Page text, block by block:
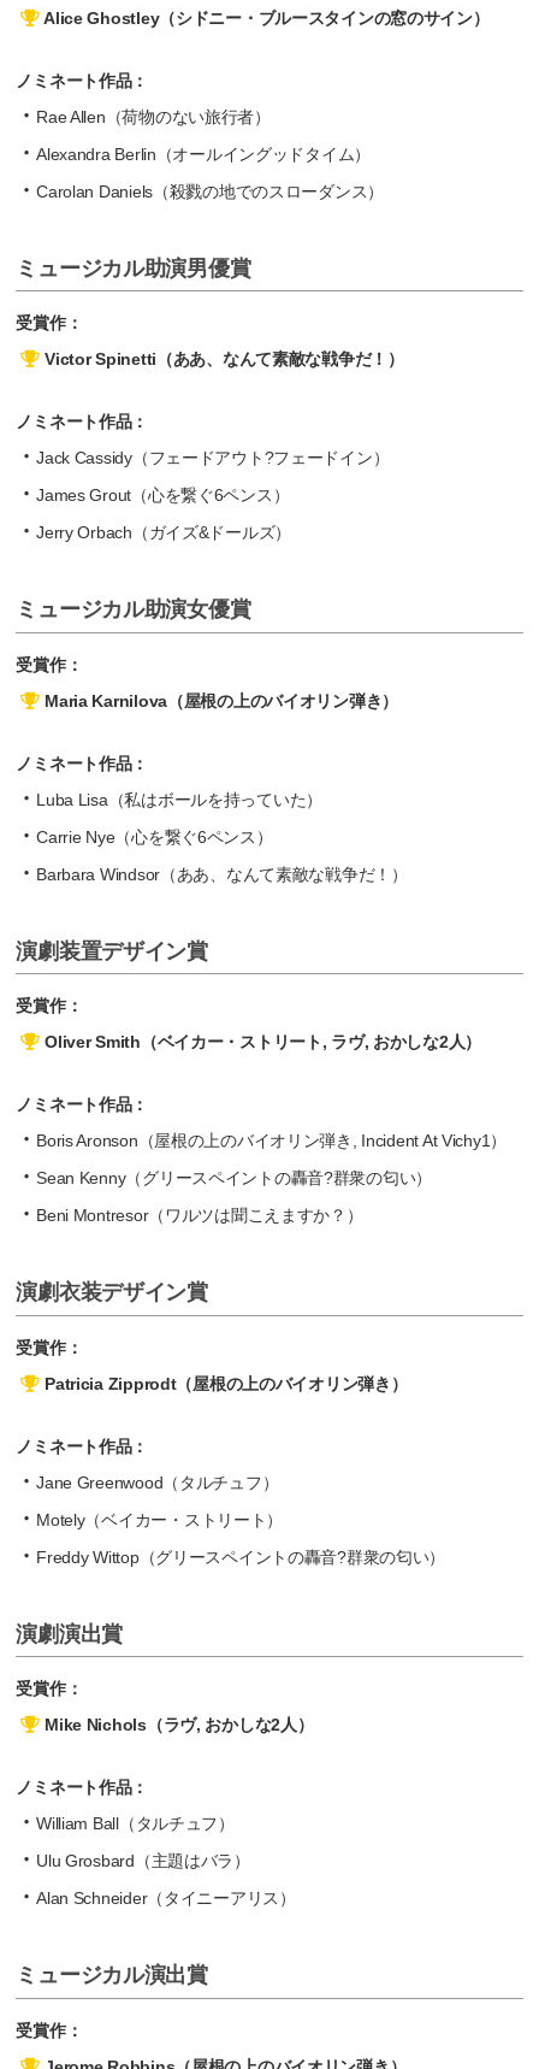
Alice Ghostley（シドニー・ブルースタインの窓のサイン）
ノミネート作品：
Rae Allen（荷物のない旅行者）
Alexandra Berlin（オールイングッドタイム）
Carolan Daniels（殺戮の地でのスローダンス）
ミュージカル助演男優賞
受賞作：
Victor Spinetti（ああ、なんて素敵な戦争だ！）
ノミネート作品：
Jack Cassidy（フェードアウト?フェードイン）
James Grout（心を繋ぐ6ペンス）
Jerry Orbach（ガイズ&ドールズ）
ミュージカル助演女優賞
受賞作：
Maria Karnilova（屋根の上のバイオリン弾き）
ノミネート作品：
Luba Lisa（私はボールを持っていた）
Carrie Nye（心を繋ぐ6ペンス）
Barbara Windsor（ああ、なんて素敵な戦争だ！）
演劇装置デザイン賞
受賞作：
Oliver Smith（ベイカー・ストリート, ラヴ, おかしな2人）
ノミネート作品：
Boris Aronson（屋根の上のバイオリン弾き, Incident At Vichy1）
Sean Kenny（グリースペイントの轟音?群衆の匂い）
Beni Montresor（ワルツは聞こえますか？）
演劇衣装デザイン賞
受賞作：
Patricia Zipprodt（屋根の上のバイオリン弾き）
ノミネート作品：
Jane Greenwood（タルチュフ）
Motely（ベイカー・ストリート）
Freddy Wittop（グリースペイントの轟音?群衆の匂い）
演劇演出賞
受賞作：
Mike Nichols（ラヴ, おかしな2人）
ノミネート作品：
William Ball（タルチュフ）
Ulu Grosbard（主題はバラ）
Alan Schneider（タイニーアリス）
ミュージカル演出賞
受賞作：